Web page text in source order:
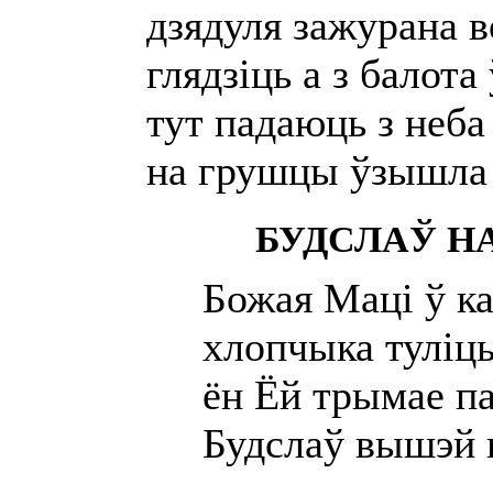
дзядуля
глядзіць а з
тут падаюць з
на грушцы ўзышла
БУДСЛАЎ
Божая Маці ў
хлопчыка
ён Ёй трымае
Будслаў вышэй